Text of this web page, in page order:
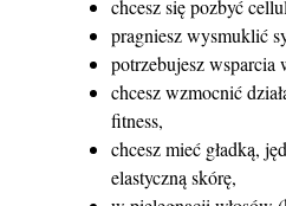
chcesz się pozbyć
pragniesz wysmuklić
potrzebujesz wsparcia
chcesz wzmocnić
fitness,
chcesz mieć gładką,
elastyczną skórę,